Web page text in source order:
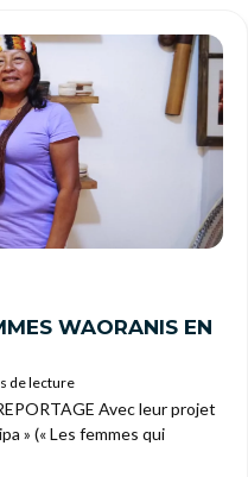
WAORANIS EN
de lecture
Avec leur projet
» (« Les femmes qui